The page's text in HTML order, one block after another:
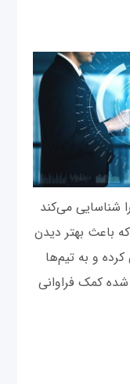
شناسایی می‌کند
باعث بهتر دیدن
و به تیم‌ها
کمک فراوانی